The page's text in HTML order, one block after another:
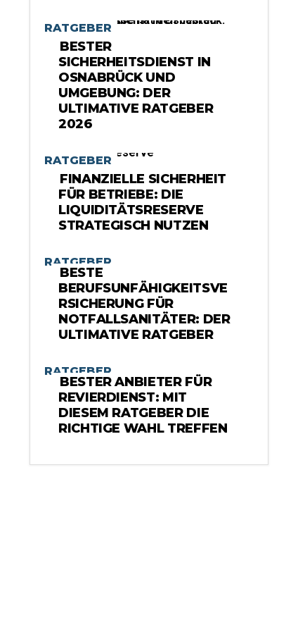
RATGEBER
BESTER
SICHERHEITSDIENST IN
OSNABRÜCK UND
UMGEBUNG: DER
ULTIMATIVE RATGEBER
2026
RATGEBER
FINANZIELLE SICHERHEIT
FÜR BETRIEBE: DIE
LIQUIDITÄTSRESERVE
STRATEGISCH NUTZEN
RATGEBER
BESTE
BERUFSUNFÄHIGKEITSVE
RSICHERUNG FÜR
NOTFALLSANITÄTER: DER
ULTIMATIVE RATGEBER
RATGEBER
BESTER ANBIETER FÜR
REVIERDIENST: MIT
DIESEM RATGEBER DIE
RICHTIGE WAHL TREFFEN